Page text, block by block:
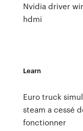
Nvidia driver
hdmi
Learn
Euro truck
steam a cessé
fonctionner